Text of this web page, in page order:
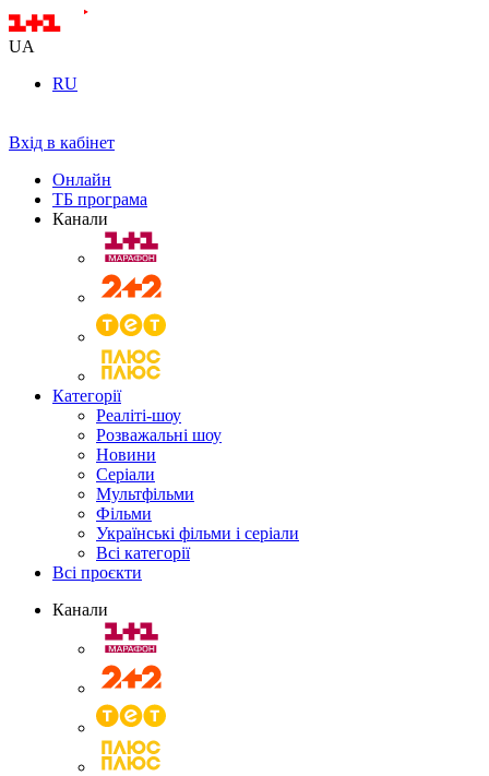
UA
RU
Вхід в кабінет
Онлайн
ТБ програма
Канали
Категорії
Реаліті-шоу
Розважальні шоу
Новини
Серіали
Мультфільми
Фільми
Українські фільми і серіали
Всі категорії
Всі проєкти
Канали